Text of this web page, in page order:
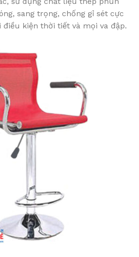
sang trọng, chống gỉ sét cực
kiện thời tiết và mọi va đập.